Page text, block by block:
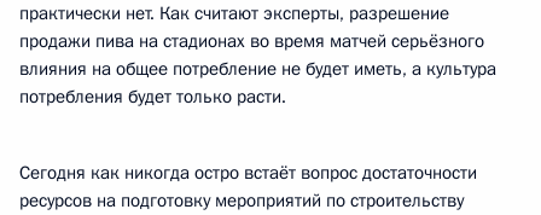
практически нет. Как считают эксперты, разрешение
продажи пива на стадионах во время матчей серьёзного
влияния на общее потребление не будет иметь, а культура
потребления будет только расти.
Сегодня как никогда остро встаёт вопрос достаточности
ресурсов на подготовку мероприятий по строительству